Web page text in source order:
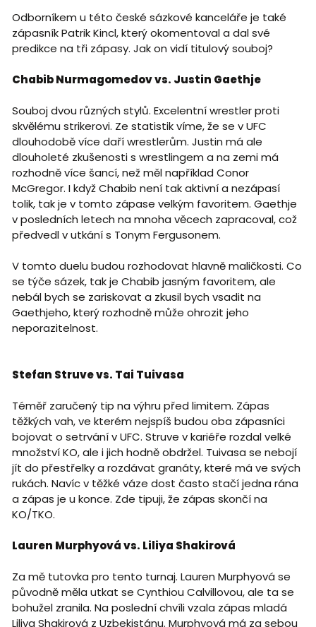
Odborníkem u této české sázkové kanceláře je také
zápasník Patrik Kincl, který okomentoval a dal své
predikce na tři zápasy. Jak on vidí titulový souboj?
Chabib Nurmagomedov vs. Justin Gaethje
Souboj dvou různých stylů. Excelentní wrestler proti
skvělému strikerovi. Ze statistik víme, že se v UFC
dlouhodobě více daří wrestlerům. Justin má ale
dlouholeté zkušenosti s wrestlingem a na zemi má
rozhodně více šancí, než měl například Conor
McGregor. I když Chabib není tak aktivní a nezápasí
tolik, tak je v tomto zápase velkým favoritem. Gaethje
v posledních letech na mnoha věcech zapracoval, což
předvedl v utkání s Tonym Fergusonem.
V tomto duelu budou rozhodovat hlavně maličkosti. Co
se týče sázek, tak je Chabib jasným favoritem, ale
nebál bych se zariskovat a zkusil bych vsadit na
Gaethjeho, který rozhodně může ohrozit jeho
neporazitelnost.
Stefan Struve vs. Tai Tuivasa
Téměř zaručený tip na výhru před limitem. Zápas
těžkých vah, ve kterém nejspíš budou oba zápasníci
bojovat o setrvání v UFC. Struve v kariéře rozdal velké
množství KO, ale i jich hodně obdržel. Tuivasa se nebojí
jít do přestřelky a rozdávat granáty, které má ve svých
rukách. Navíc v těžké váze dost často stačí jedna rána
a zápas je u konce. Zde tipuji, že zápas skončí na
KO/TKO.
Lauren Murphyová vs. Liliya Shakirová
Za mě tutovka pro tento turnaj. Lauren Murphyová se
původně měla utkat se Cynthiou Calvillovou, ale ta se
bohužel zranila. Na poslední chvíli vzala zápas mladá
Liliya Shakirová z Uzbekistánu. Murphyová má za sebou